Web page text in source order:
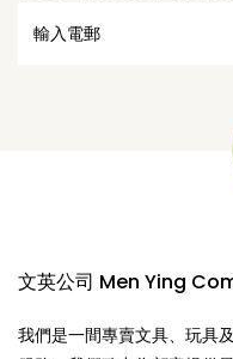
文英公司 Men Ying
我們是一間專賣文具、玩具